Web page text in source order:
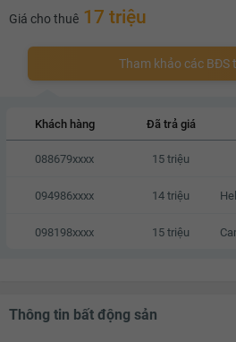
Giá cho thuê 17 triệu
Tham khảo các BĐS
Khách hàng Đã trả giá
088679xxxx 15 triệu
094986xxxx 14 triệu
098198xxxx 15 triệu
Thông tin bất động sản